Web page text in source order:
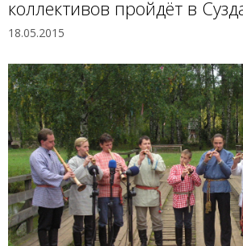
коллективов пройдёт в
18.05.2015